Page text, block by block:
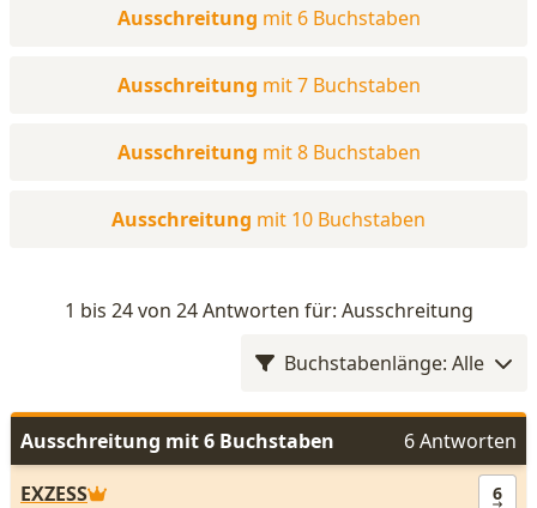
Ausschreitung mit 6 Buchstaben
Ausschreitung mit 7 Buchstaben
Ausschreitung mit 8 Buchstaben
Ausschreitung mit 10 Buchstaben
1 bis 24 von 24 Antworten für: Ausschreitung
Buchstabenlänge: Alle
Ausschreitung mit 6 Buchstaben
6 Antworten
EXZESS
6